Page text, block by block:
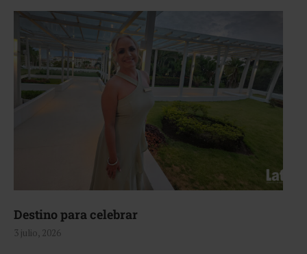
Destino para celebrar
3 julio, 2026